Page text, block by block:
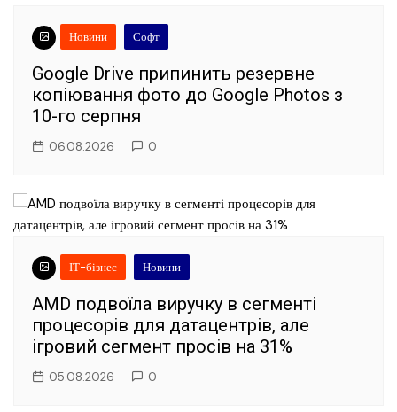
Новини Софт
Google Drive припинить резервне
копіювання фото до Google Photos з
10-го серпня
06.08.2026 0
ІТ-бізнес Новини
AMD подвоїла виручку в сегменті
процесорів для датацентрів, але
ігровий сегмент просів на 31%
05.08.2026 0